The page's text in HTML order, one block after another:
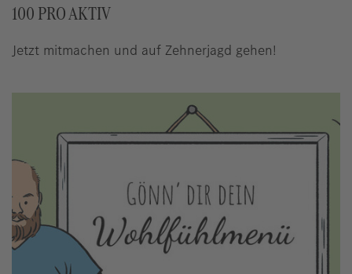
100 PRO AKTIV
Jetzt mitmachen und auf Zehnerjagd gehen!